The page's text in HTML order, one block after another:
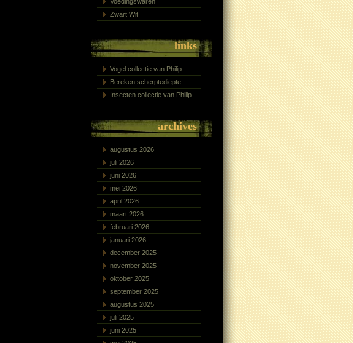
Zwart Wit
links
Vogel collectie van Philip
Bereken scherptediepte
Insecten collectie van Philip
archives
augustus 2026
juli 2026
juni 2026
mei 2026
april 2026
maart 2026
februari 2026
januari 2026
december 2025
november 2025
oktober 2025
september 2025
augustus 2025
juli 2025
juni 2025